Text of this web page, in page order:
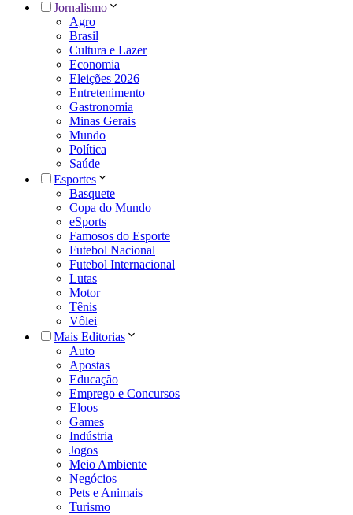
Jornalismo
Agro
Brasil
Cultura e Lazer
Economia
Eleições 2026
Entretenimento
Gastronomia
Minas Gerais
Mundo
Política
Saúde
Esportes
Basquete
Copa do Mundo
eSports
Famosos do Esporte
Futebol Nacional
Futebol Internacional
Lutas
Motor
Tênis
Vôlei
Mais Editorias
Auto
Apostas
Educação
Emprego e Concursos
Eloos
Games
Indústria
Jogos
Meio Ambiente
Negócios
Pets e Animais
Turismo